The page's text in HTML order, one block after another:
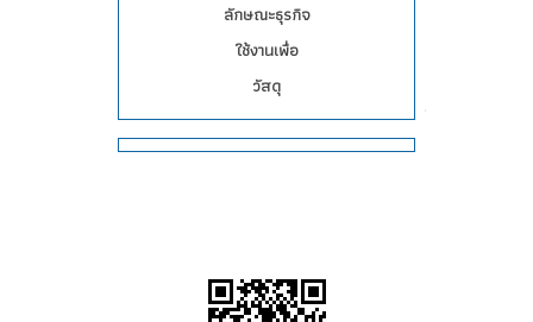
ลักษณะธุรกิจ
ใช้งานเพื่อ
วัสดุ